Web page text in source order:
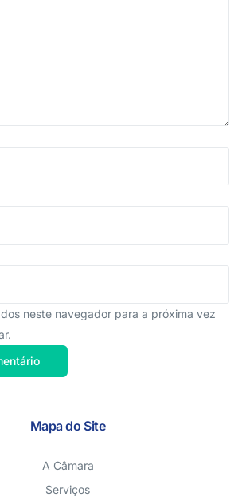
neste navegador para a próxima vez
Mapa do Site
A Câmara
Serviços